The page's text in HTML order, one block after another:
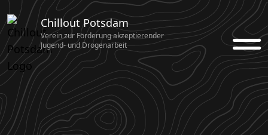
Chillout Potsdam
Verein zur Förderung akzeptierender
Jugend- und Drogenarbeit